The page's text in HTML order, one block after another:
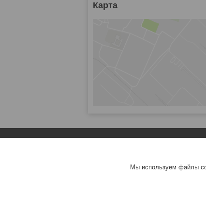
Карта
Аккумуляторы для ноутбуков
Мы используем файлы